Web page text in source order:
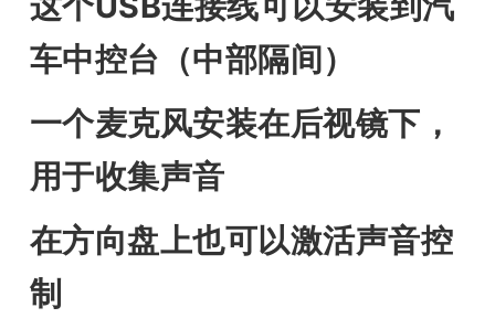
车中控台（中部隔间）
一个麦克风安装在后视镜下，
用于收集声音
在方向盘上也可以激活声音控
制